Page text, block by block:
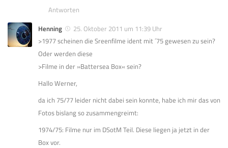
Antworten
Henning
25. Oktober 2011 um 11:39 Uhr
>1977 scheinen die Sreenfilme ident mit ´75 gewesen zu sein?
Oder werden diese
>Filme in der »Battersea Box« sein?
Hallo Werner,
da ich 75/77 leider nicht dabei sein konnte, habe ich mir das von
Fotos bislang so zusammengreimt:
1974/75: Filme nur im DSotM Teil. Diese liegen ja jetzt in der
Box vor.